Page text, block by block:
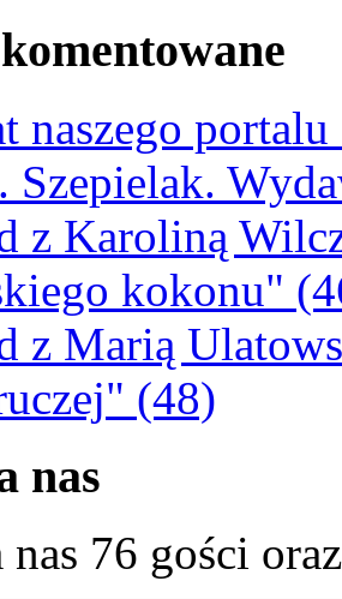
naszego
Szepielak.
z Karoliną
kokonu"
z Marią
(48)
nas
nas 76 gości